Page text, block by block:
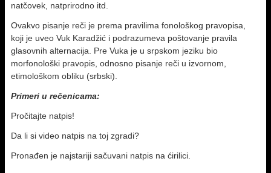
natčovek, natprirodno itd.
Ovakvo pisanje reči je prema pravilima fonološkog pravopisa,
koji je uveo Vuk Karadžić i podrazumeva poštovanje pravila
glasovnih alternacija. Pre Vuka je u srpskom jeziku bio
morfonološki pravopis, odnosno pisanje reči u izvornom,
etimološkom obliku (srbski).
Primeri u rečenicama:
Pročitajte natpis!
Da li si video natpis na toj zgradi?
Pronađen je najstariji sačuvani natpis na ćirilici.